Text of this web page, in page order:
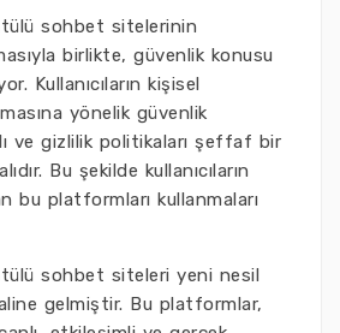
sohbet sitelerinin
birlikte, güvenlik konusu
Kullanıcıların kişisel
yönelik güvenlik
ve gizlilik politikaları şeffaf bir
Bu şekilde kullanıcıların
bu platformları kullanmaları
sohbet siteleri yeni nesil
gelmiştir. Bu platformlar,